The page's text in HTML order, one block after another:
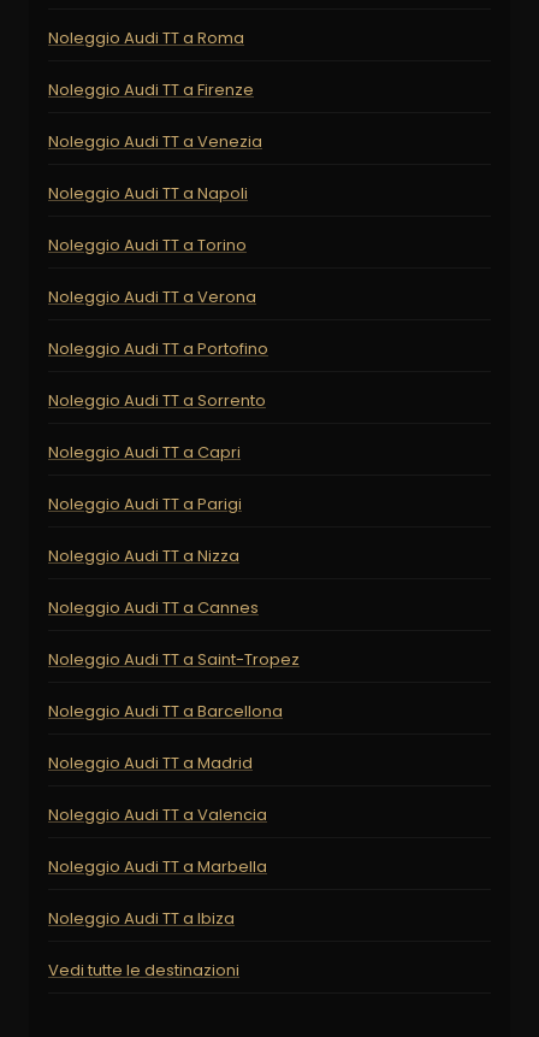
Noleggio Audi TT a Roma
Noleggio Audi TT a Firenze
Noleggio Audi TT a Venezia
Noleggio Audi TT a Napoli
Noleggio Audi TT a Torino
Noleggio Audi TT a Verona
Noleggio Audi TT a Portofino
Noleggio Audi TT a Sorrento
Noleggio Audi TT a Capri
Noleggio Audi TT a Parigi
Noleggio Audi TT a Nizza
Noleggio Audi TT a Cannes
Noleggio Audi TT a Saint-Tropez
Noleggio Audi TT a Barcellona
Noleggio Audi TT a Madrid
Noleggio Audi TT a Valencia
Noleggio Audi TT a Marbella
Noleggio Audi TT a Ibiza
Vedi tutte le destinazioni